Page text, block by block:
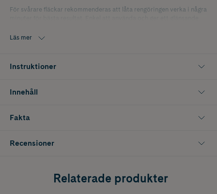
För svårare fläckar rekommenderas att låta rengöringen verka i några
Läs mer
Instruktioner
Innehåll
Fakta
Recensioner
Relaterade produkter